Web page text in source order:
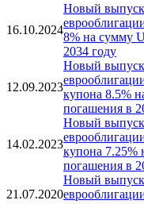
16.10.2024
Новый
8% на сумму
2034 году
12.09.2023
Новый
купона 8.5%
погашения в
14.02.2023
Новый
купона 7.25%
погашения в
21.07.2020
Новый